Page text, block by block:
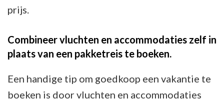
prijs.
Combineer vluchten en accommodaties zelf in
plaats van een pakketreis te boeken.
Een handige tip om goedkoop een vakantie te
boeken is door vluchten en accommodaties